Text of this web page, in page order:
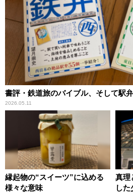
書評・鉄道旅のバイブル、そして駅
2026.05.11
縁起物の“スイーツ”に込める
様々な意味
真理
し